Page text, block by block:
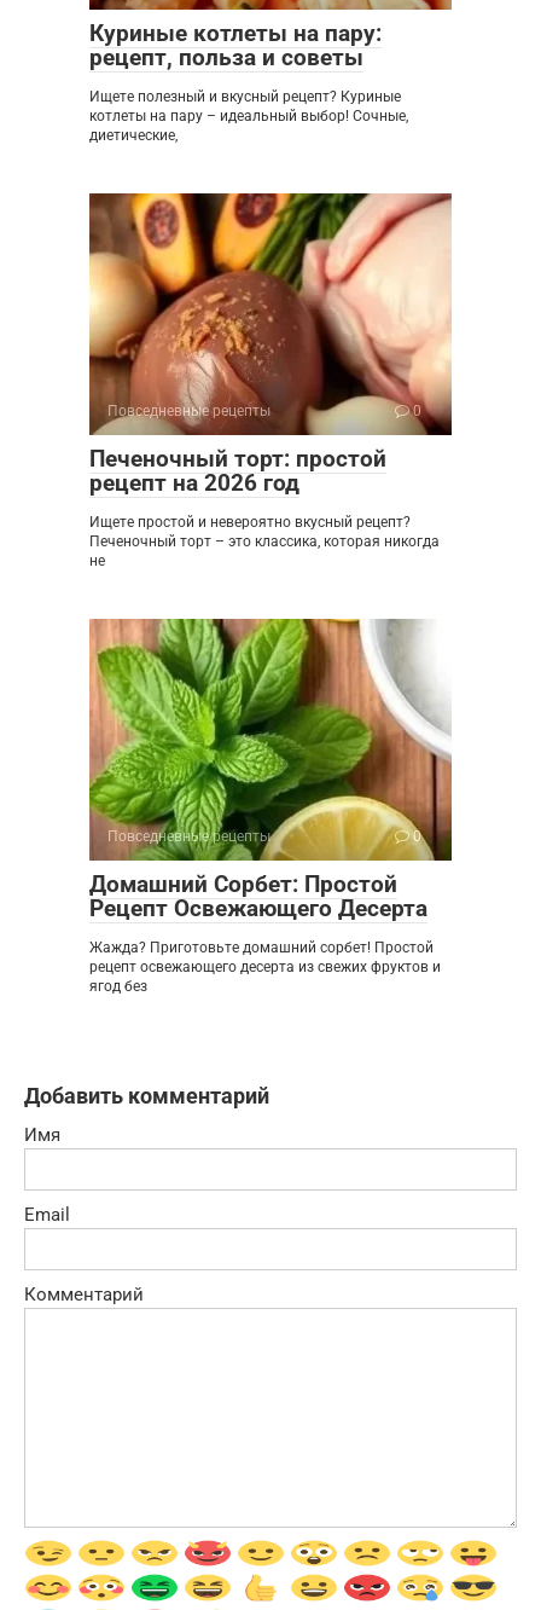
Куриные котлеты на пару:
рецепт, польза и советы
Ищете полезный и вкусный рецепт? Куриные
котлеты на пару – идеальный выбор! Сочные,
диетические,
Повседневные рецепты 0
Печеночный торт: простой
рецепт на 2026 год
Ищете простой и невероятно вкусный рецепт?
Печеночный торт – это классика, которая никогда
не
Повседневные рецепты 0
Домашний Сорбет: Простой
Рецепт Освежающего Десерта
Жажда? Приготовьте домашний сорбет! Простой
рецепт освежающего десерта из свежих фруктов и
ягод без
Добавить комментарий
Имя
Email
Комментарий